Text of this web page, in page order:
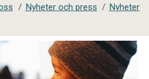
/ Nyheter och press / Nyheter